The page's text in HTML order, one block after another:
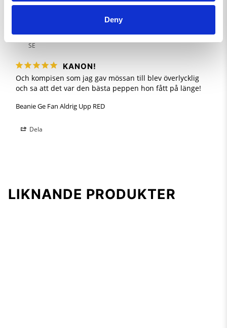
Deny
Ulf L.
SE
KANON!
Och kompisen som jag gav mössan till blev överlycklig
och sa att det var den bästa peppen hon fått på länge!
Beanie Ge Fan Aldrig Upp RED
Dela
LIKNANDE PRODUKTER